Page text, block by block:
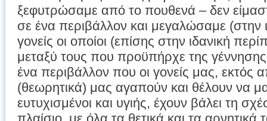
ξεφυτρώσαμε από το πουθενά – δεν
σε ένα περιβάλλον και μεγαλώσαμε
γονείς οι οποίοι (επίσης στην ιδανική
μεταξύ τους που προϋπήρχε της
ένα περιβάλλον που οι γονείς μας,
(θεωρητικά) μας αγαπούν και θέλουν να
ευτυχισμένοι και υγιής, έχουν βάλει τη